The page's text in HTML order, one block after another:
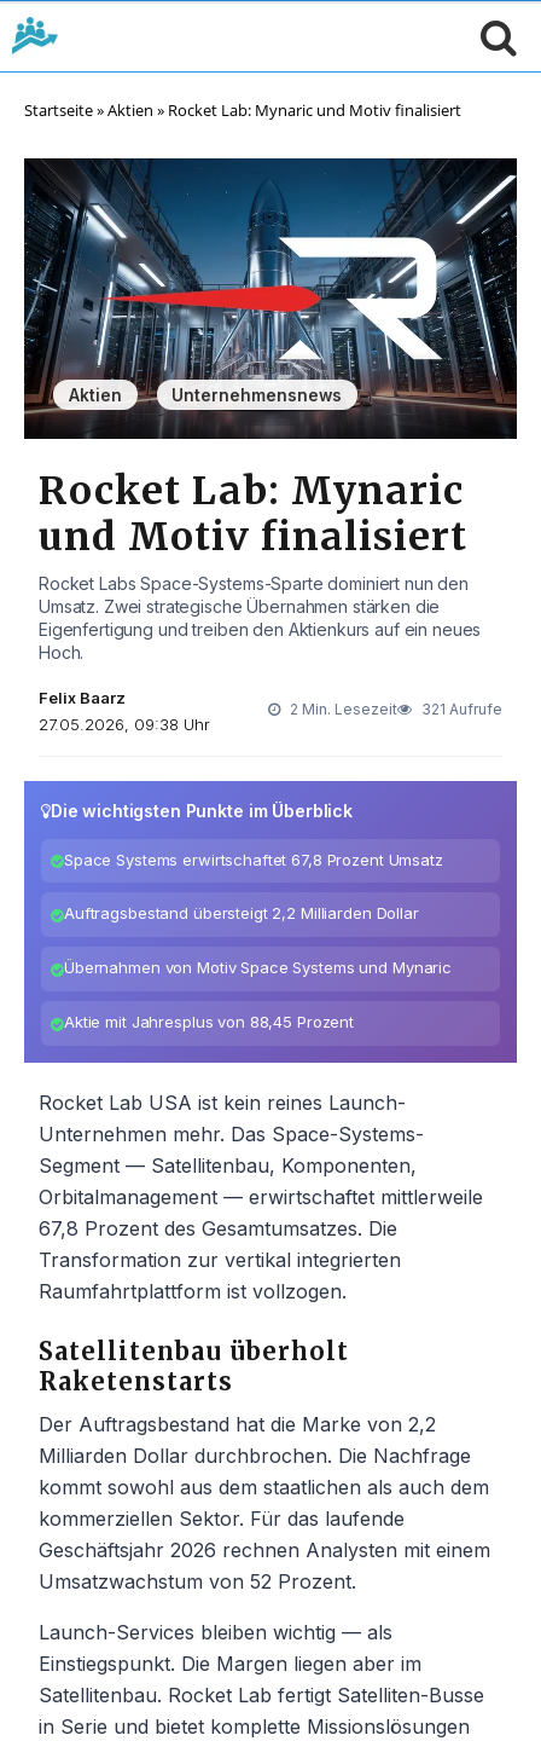
Startseite»Aktien » Rocket Lab: Mynaric und Motiv finalisiert
Aktien , Unternehmensnews
Rocket Lab: Mynaric
und Motiv finalisiert
Rocket Labs Space-Systems-Sparte dominiert nun den
Umsatz. Zwei strategische Übernahmen stärken die
Eigenfertigung und treiben den Aktienkurs auf ein neues
Hoch.
Felix Baarz
27.05.2026, 09:38 Uhr
2 Min. Lesezeit 321 Aufrufe
Die wichtigsten Punkte im Überblick
Space Systems erwirtschaftet 67,8 Prozent Umsatz
Auftragsbestand übersteigt 2,2 Milliarden Dollar
Übernahmen von Motiv Space Systems und Mynaric
Aktie mit Jahresplus von 88,45 Prozent
Rocket Lab USA ist kein reines Launch-
Unternehmen mehr. Das Space-Systems-
Segment — Satellitenbau, Komponenten,
Orbitalmanagement — erwirtschaftet mittlerweile
67,8 Prozent des Gesamtumsatzes. Die
Transformation zur vertikal integrierten
Raumfahrtplattform ist vollzogen.
Satellitenbau überholt
Raketenstarts
Der Auftragsbestand hat die Marke von 2,2
Milliarden Dollar durchbrochen. Die Nachfrage
kommt sowohl aus dem staatlichen als auch dem
kommerziellen Sektor. Für das laufende
Geschäftsjahr 2026 rechnen Analysten mit einem
Umsatzwachstum von 52 Prozent.
Launch-Services bleiben wichtig — als
Einstiegspunkt. Die Margen liegen aber im
Satellitenbau. Rocket Lab fertigt Satelliten-Busse
in Serie und bietet komplette Missionslösungen